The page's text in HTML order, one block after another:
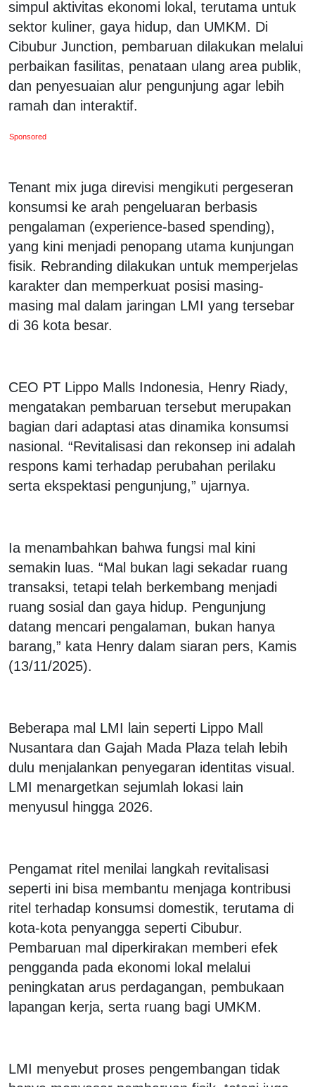
simpul aktivitas ekonomi lokal, terutama untuk
sektor kuliner, gaya hidup, dan UMKM. Di
Cibubur Junction, pembaruan dilakukan melalui
perbaikan fasilitas, penataan ulang area publik,
dan penyesuaian alur pengunjung agar lebih
ramah dan interaktif.
Sponsored
‎Tenant mix juga direvisi mengikuti pergeseran
konsumsi ke arah pengeluaran berbasis
pengalaman (experience-based spending),
yang kini menjadi penopang utama kunjungan
fisik. Rebranding dilakukan untuk memperjelas
karakter dan memperkuat posisi masing-
masing mal dalam jaringan LMI yang tersebar
di 36 kota besar.
‎CEO PT Lippo Malls Indonesia, Henry Riady,
mengatakan pembaruan tersebut merupakan
bagian dari adaptasi atas dinamika konsumsi
nasional. “Revitalisasi dan rekonsep ini adalah
respons kami terhadap perubahan perilaku
serta ekspektasi pengunjung,” ujarnya.
‎Ia menambahkan bahwa fungsi mal kini
semakin luas. “Mal bukan lagi sekadar ruang
transaksi, tetapi telah berkembang menjadi
ruang sosial dan gaya hidup. Pengunjung
datang mencari pengalaman, bukan hanya
barang,” kata Henry dalam siaran pers, Kamis
(13/11/2025).
‎Beberapa mal LMI lain seperti Lippo Mall
Nusantara dan Gajah Mada Plaza telah lebih
dulu menjalankan penyegaran identitas visual.
LMI menargetkan sejumlah lokasi lain
menyusul hingga 2026.
‎Pengamat ritel menilai langkah revitalisasi
seperti ini bisa membantu menjaga kontribusi
ritel terhadap konsumsi domestik, terutama di
kota-kota penyangga seperti Cibubur.
Pembaruan mal diperkirakan memberi efek
pengganda pada ekonomi lokal melalui
peningkatan arus perdagangan, pembukaan
lapangan kerja, serta ruang bagi UMKM.
‎LMI menyebut proses pengembangan tidak